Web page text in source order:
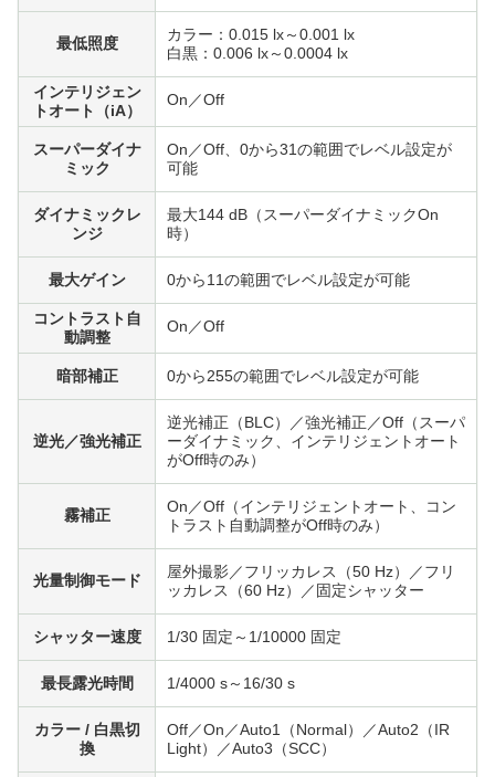
最低照度
カラー：0.015 lx～0.001 lx
白黒：0.006 lx～0.0004 lx
インテリジェン
トオート（iA）
On／Off
スーパーダイナ
ミック
On／Off、0から31の範囲でレベル設定が
可能
ダイナミックレ
ンジ
最大144 dB（スーパーダイナミックOn
時）
最大ゲイン 0から11の範囲でレベル設定が可能
コントラスト自
動調整
On／Off
暗部補正 0から255の範囲でレベル設定が可能
逆光／強光補正
逆光補正（BLC）／強光補正／Off（スーパ
ーダイナミック、インテリジェントオート
がOff時のみ）
霧補正
On／Off（インテリジェントオート、コン
トラスト自動調整がOff時のみ）
光量制御モード
屋外撮影／フリッカレス（50 Hz）／フリ
ッカレス（60 Hz）／固定シャッター
シャッター速度 1/30 固定～1/10000 固定
最長露光時間 1/4000 s～16/30 s
カラー / 白黒切
換
Off／On／Auto1（Normal）／Auto2（IR
Light）／Auto3（SCC）